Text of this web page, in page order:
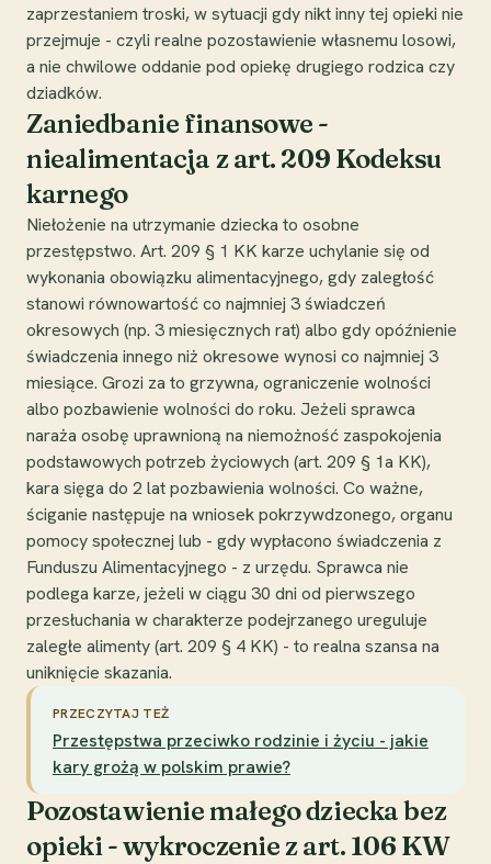
zaprzestaniem troski, w sytuacji gdy nikt inny tej opieki nie
przejmuje - czyli realne pozostawienie własnemu losowi,
a nie chwilowe oddanie pod opiekę drugiego rodzica czy
dziadków.
Zaniedbanie finansowe -
niealimentacja z art. 209 Kodeksu
karnego
Niełożenie na utrzymanie dziecka to osobne
przestępstwo. Art. 209 § 1 KK karze uchylanie się od
wykonania obowiązku alimentacyjnego, gdy zaległość
stanowi równowartość co najmniej 3 świadczeń
okresowych (np. 3 miesięcznych rat) albo gdy opóźnienie
świadczenia innego niż okresowe wynosi co najmniej 3
miesiące. Grozi za to grzywna, ograniczenie wolności
albo pozbawienie wolności do roku. Jeżeli sprawca
naraża osobę uprawnioną na niemożność zaspokojenia
podstawowych potrzeb życiowych (art. 209 § 1a KK),
kara sięga do 2 lat pozbawienia wolności. Co ważne,
ściganie następuje na wniosek pokrzywdzonego, organu
pomocy społecznej lub - gdy wypłacono świadczenia z
Funduszu Alimentacyjnego - z urzędu. Sprawca nie
podlega karze, jeżeli w ciągu 30 dni od pierwszego
przesłuchania w charakterze podejrzanego ureguluje
zaległe alimenty (art. 209 § 4 KK) - to realna szansa na
uniknięcie skazania.
PRZECZYTAJ TEŻ
Przestępstwa przeciwko rodzinie i życiu - jakie
kary grożą w polskim prawie?
Pozostawienie małego dziecka bez
opieki - wykroczenie z art. 106 KW